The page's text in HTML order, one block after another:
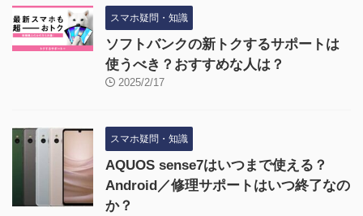
スマホ疑問・知識
ソフトバンクの新トクするサポートは
使うべき？おすすめな人は？
2025/2/17
スマホ疑問・知識
AQUOS sense7はいつまで使える？
Android／修理サポートはいつ終了なの
か？